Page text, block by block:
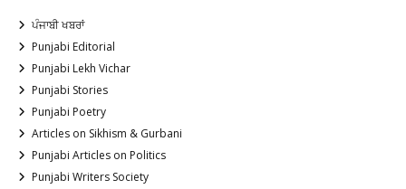
ਪੰਜਾਬੀ ਖਬਰਾਂ
Punjabi Editorial
Punjabi Lekh Vichar
Punjabi Stories
Punjabi Poetry
Articles on Sikhism & Gurbani
Punjabi Articles on Politics
Punjabi Writers Society